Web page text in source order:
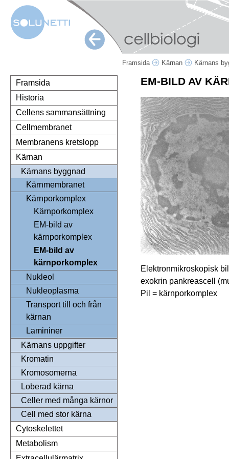
Framsida Kärnan Kärnans
Framsida
Historia
Cellens sammansättning
Cellmembranet
Membranens kretslopp
Kärnan
Kärnans byggnad
Kärnmembranet
Kärnporkomplex
Kärnporkomplex
EM-bild av
kärnporkomplex
EM-bild av
kärnporkomplex
Nukleol
Nukleoplasma
Transport till och från
kärnan
Lamininer
Kärnans uppgifter
Kromatin
Kromosomerna
Loberad kärna
Celler med många kärnor
Cell med stor kärna
Cytoskelettet
Metabolism
EM-BILD AV
Elektronmikroskopisk
exokrin pankreascell
Pil = kärnporkomplex